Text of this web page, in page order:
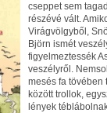
cseppet sem
részévé vált.
Virágvölgyből,
Björn ismét
figyelmeztessék
veszélyről.
mesés fa tövében
között trollok,
lények